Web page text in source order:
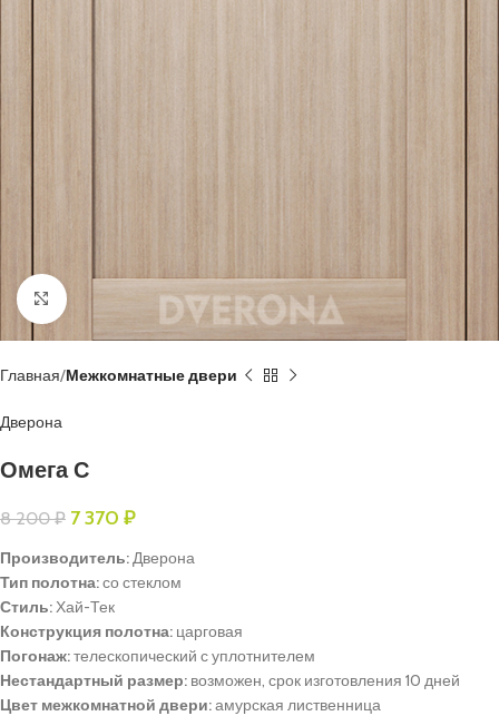
Нажмите, чтобы увеличить
Главная Межкомнатные двери
Дверона
Омега С
8 200₽ 7 370 ₽
Производитель:Дверона
Тип полотна:со стеклом
Стиль:Хай-Тек
Конструкция полотна: царговая
Погонаж:телескопический с уплотнителем
Нестандартный размер: возможен, срок изготовления 10 дней
Цвет межкомнатной двери:амурская лиственница